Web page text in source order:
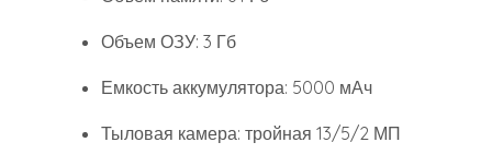
Объем ОЗУ: 3 Гб
Емкость аккумулятора: 5000 мАч
Тыловая камера: тройная 13/5/2 МП